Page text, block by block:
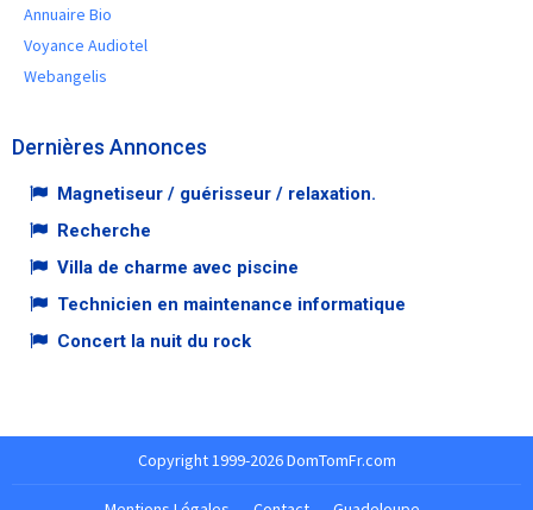
Annuaire Bio
Voyance Audiotel
Webangelis
Dernières Annonces
Magnetiseur / guérisseur / relaxation.
Recherche
Villa de charme avec piscine
Technicien en maintenance informatique
Concert la nuit du rock
Copyright 1999-2026 DomTomFr.com